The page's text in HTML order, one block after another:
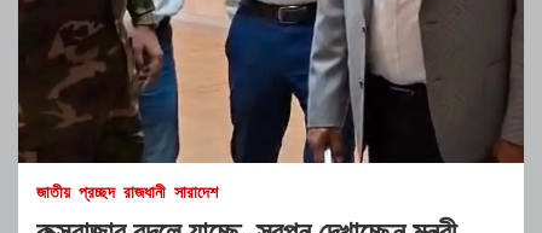
জাতীয় প্রচ্ছদ রাজধানী সারাদেশ